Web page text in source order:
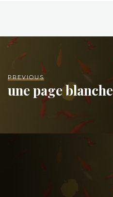
PREVIOUS
une page blanche